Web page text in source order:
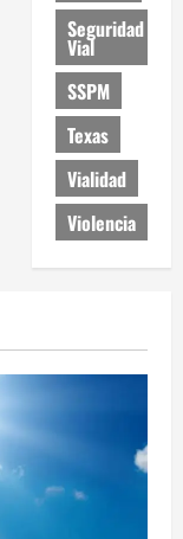
Seguridad
Vial
SSPM
Texas
Vialidad
Violencia